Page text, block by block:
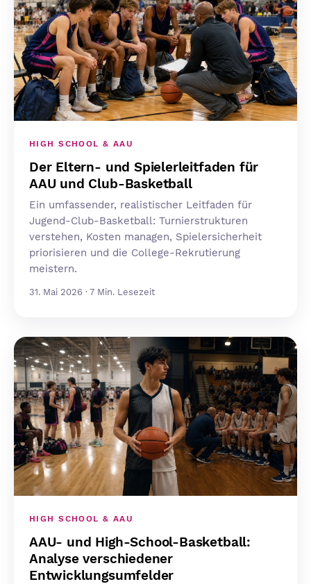
HIGH SCHOOL & AAU
Der Eltern- und Spielerleitfaden für
AAU und Club-Basketball
Ein umfassender, realistischer Leitfaden für
Jugend-Club-Basketball: Turnierstrukturen
verstehen, Kosten managen, Spielersicherheit
priorisieren und die College-Rekrutierung
meistern.
31. Mai 2026 · 7 Min. Lesezeit
HIGH SCHOOL & AAU
AAU- und High-School-Basketball:
Analyse verschiedener
Entwicklungsumfelder